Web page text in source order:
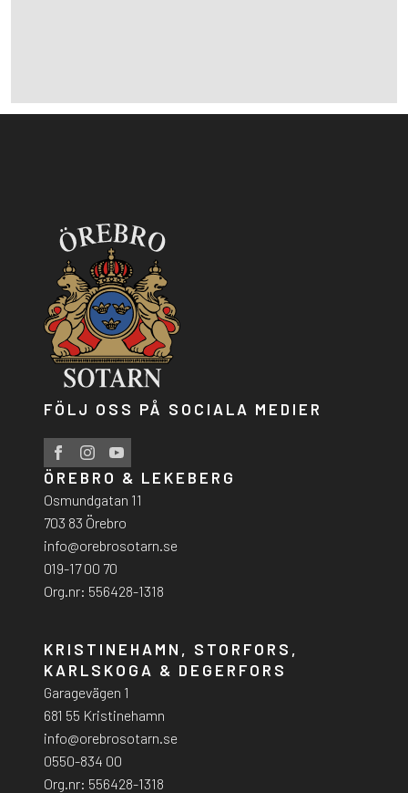
FÖLJ OSS PÅ SOCIALA MEDIER
ÖREBRO & LEKEBERG
Osmundgatan 11
703 83 Örebro
info@orebrosotarn.se
019-17 00 70
Org.nr: 556428-1318
KRISTINEHAMN, STORFORS,
KARLSKOGA & DEGERFORS
Garagevägen 1
681 55 Kristinehamn
info@orebrosotarn.se
0550-834 00
Org.nr: 556428-1318